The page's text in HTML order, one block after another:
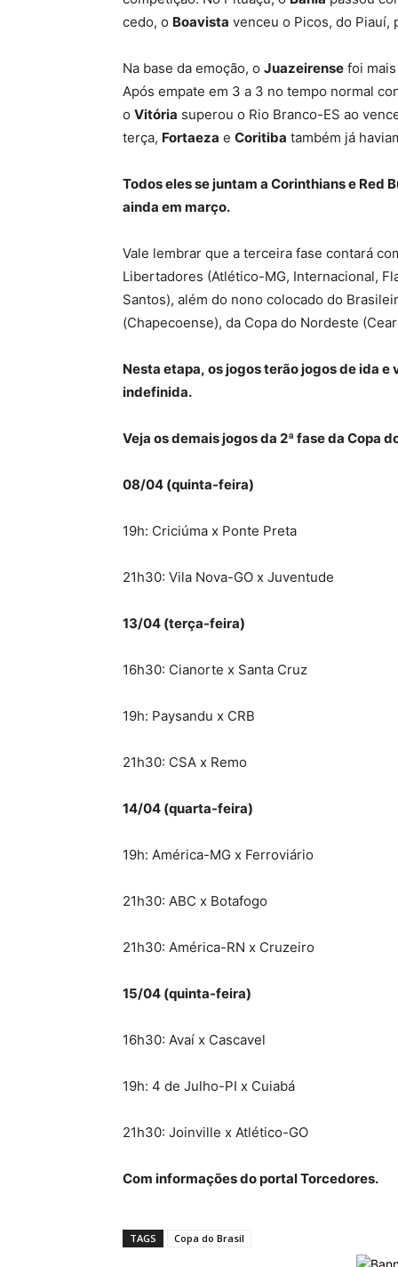
cedo, o Boavista venceu o Picos, do Piauí,
Na base da emoção, o Juazeirense foi
Após empate em 3 a 3 no tempo normal
o Vitória superou o Rio Branco-ES ao
terça, Fortaeza e Coritiba também já
Todos eles se juntam a Corinthians e Red
ainda em março.
Vale lembrar que a terceira fase contará
Libertadores (Atlético-MG, Internacional,
Santos), além do nono colocado do
(Chapecoense), da Copa do Nordeste
Nesta etapa, os jogos terão jogos de ida
indefinida.
Veja os demais jogos da 2ª fase da Copa
08/04 (quinta-feira)
19h: Criciúma x Ponte Preta
21h30: Vila Nova-GO x Juventude
13/04 (terça-feira)
16h30: Cianorte x Santa Cruz
19h: Paysandu x CRB
21h30: CSA x Remo
14/04 (quarta-feira)
19h: América-MG x Ferroviário
21h30: ABC x Botafogo
21h30: América-RN x Cruzeiro
15/04 (quinta-feira)
16h30: Avaí x Cascavel
19h: 4 de Julho-PI x Cuiabá
21h30: Joinville x Atlético-GO
Com informações do portal Torcedores.
TAGS Copa do Brasil